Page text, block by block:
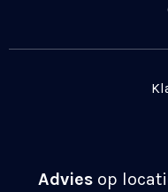
Advies op